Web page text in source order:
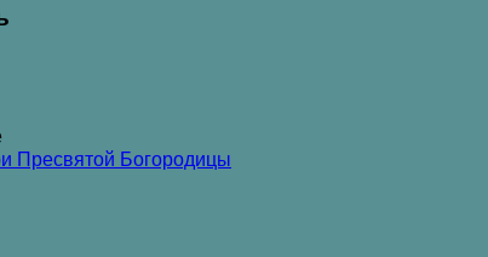
Пресвятой Богородицы